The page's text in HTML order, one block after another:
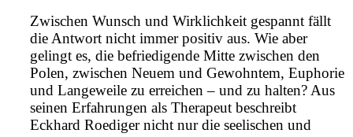
Zwischen Wunsch und Wirklichkeit gespannt fällt
die Antwort nicht immer positiv aus. Wie aber
gelingt es, die befriedigende Mitte zwischen den
Polen, zwischen Neuem und Gewohntem, Euphorie
und Langeweile zu erreichen – und zu halten? Aus
seinen Erfahrungen als Therapeut beschreibt
Eckhard Roediger nicht nur die seelischen und